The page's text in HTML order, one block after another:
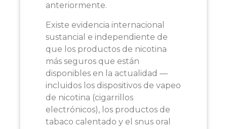
anteriormente.
Existe evidencia internacional
sustancial e independiente de
que los productos de nicotina
más seguros que están
disponibles en la actualidad —
incluidos los dispositivos de vapeo
de nicotina (cigarrillos
electrónicos), los productos de
tabaco calentado y el snus oral